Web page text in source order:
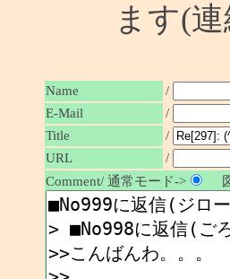
ます(連
Name
/
E-Mail
/
Title
/
URL
/
Comment/ 通常モード->
図